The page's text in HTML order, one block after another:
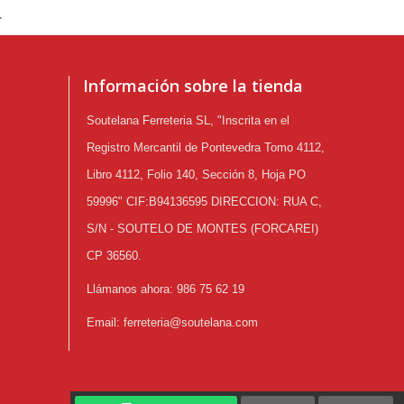
Información sobre la tienda
Soutelana Ferreteria SL, "Inscrita en el
Registro Mercantil de Pontevedra Tomo 4112,
Libro 4112, Folio 140, Sección 8, Hoja PO
59996" CIF:B94136595 DIRECCION: RUA C,
S/N - SOUTELO DE MONTES (FORCAREI)
CP 36560.
Llámanos ahora: 986 75 62 19
Email: ferreteria@soutelana.com